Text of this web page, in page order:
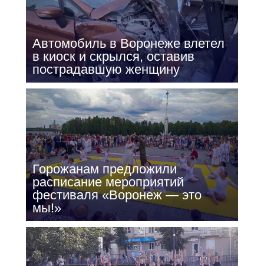
Автомобиль в Воронеже влетел
в киоск и скрылся, оставив
пострадавшую женщину
Горожанам предложили
расписание мероприятий
фестиваля «Воронеж — это
мы!»